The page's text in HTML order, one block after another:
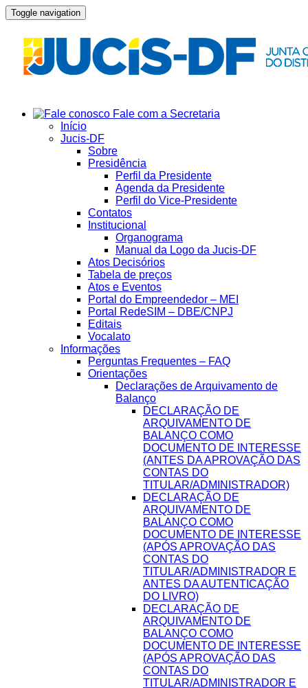
Toggle navigation
Fale com a Secretaria
Início
Jucis-DF
Sobre
Presidência
Perfil da Presidente
Agenda da Presidente
Perfil do Vice-Presidente
Contatos
Institucional
Organograma
Manual da Logo da Jucis-DF
Atos Decisórios
Tabela de preços
Atos e Eventos
Portal do Empreendedor – MEI
Portal RedeSIM – DBE/CNPJ
Editais
Vocalato
Informações
Perguntas Frequentes – FAQ
Orientações
Declarações de Arquivamento de
Balanço
DECLARAÇÃO DE
ARQUIVAMENTO DE
BALANÇO COMO
DOCUMENTO DE INTERESSE
(ANTES DA APROVAÇÃO DAS
CONTAS DO
TITULAR/ADMINISTRADOR)
DECLARAÇÃO DE
ARQUIVAMENTO DE
BALANÇO COMO
DOCUMENTO DE INTERESSE
(APÓS APROVAÇÃO DAS
CONTAS DO
TITULAR/ADMINISTRADOR E
ANTES DA AUTENTICAÇÃO
DO LIVRO)
DECLARAÇÃO DE
ARQUIVAMENTO DE
BALANÇO COMO
DOCUMENTO DE INTERESSE
(APÓS APROVAÇÃO DAS
CONTAS DO
TITULAR/ADMINISTRADOR E